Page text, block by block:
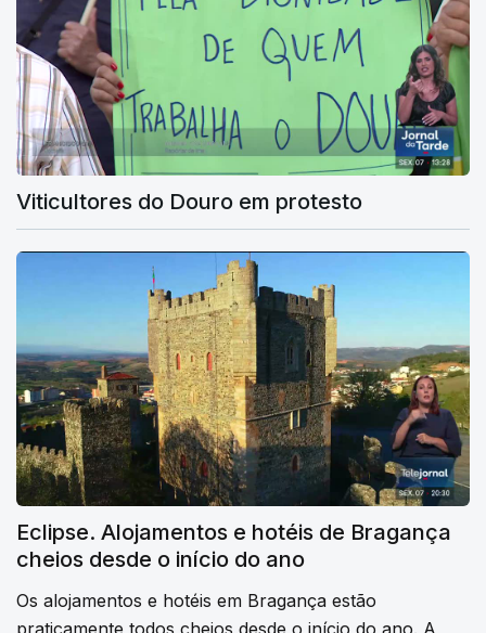
Viticultores do Douro em protesto
Eclipse. Alojamentos e hotéis de Bragança
cheios desde o início do ano
Os alojamentos e hotéis em Bragança estão
praticamente todos cheios desde o início do ano. A